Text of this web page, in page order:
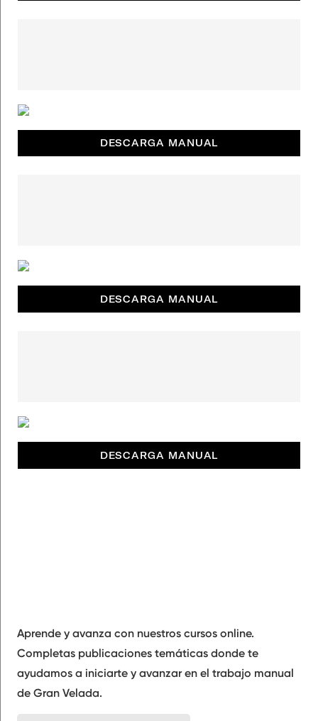
DESCARGA MANUAL
DESCARGA MANUAL
DESCARGA MANUAL
Aprende y avanza con nuestros cursos online.
Completas publicaciones temáticas donde te
ayudamos a iniciarte y avanzar en el trabajo manual
de Gran Velada.